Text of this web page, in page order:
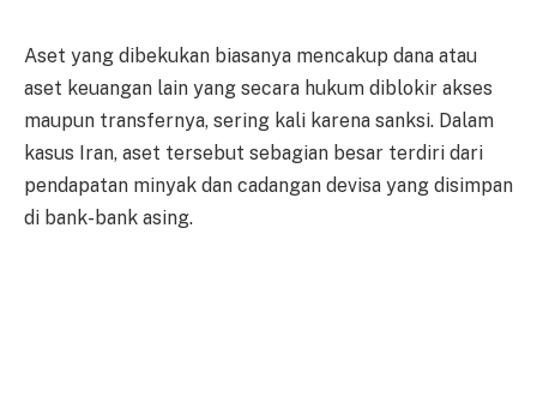
Aset yang dibekukan biasanya mencakup dana atau
aset keuangan lain yang secara hukum diblokir akses
maupun transfernya, sering kali karena sanksi. Dalam
kasus Iran, aset tersebut sebagian besar terdiri dari
pendapatan minyak dan cadangan devisa yang disimpan
di bank-bank asing.